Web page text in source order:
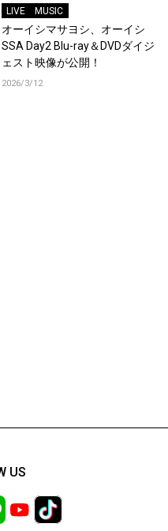
LIVE MUSIC
オーイシマサヨシ、オーイシ
SSA Day2 Blu-ray＆DVDダイジ
ェスト映像が公開！
2026/3/12
US